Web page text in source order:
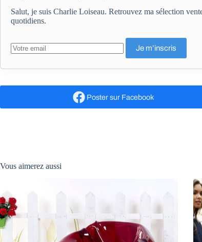
Salut, je suis Charlie Loiseau. Retrouvez ma sélection
quotidiens.
Postersur Facebook
Vous aimerez aussi